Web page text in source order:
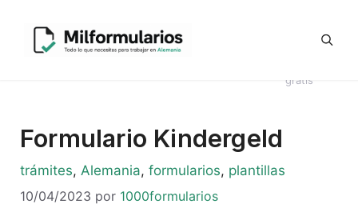
contenido Telegram
#8044
(sin
Revisión
CV en
Kündigung
gratis
Formulario Kindergeld
Categorías
trámites, Alemania, formularios, plantillas
10/04/2023 por 1000formularios